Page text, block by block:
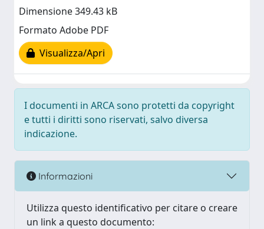
Dimensione 349.43 kB
Formato Adobe PDF
Visualizza/Apri
I documenti in ARCA sono protetti da copyright
e tutti i diritti sono riservati, salvo diversa
indicazione.
Informazioni
Utilizza questo identificativo per citare o creare
un link a questo documento: